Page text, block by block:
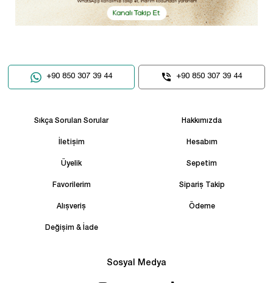
+90 850 307 39 44 +90 850 307 39 44
Sıkça Sorulan Sorular Hakkımızda
İletişim Hesabım
Üyelik Sepetim
Favorilerim Sipariş Takip
Alışveriş Ödeme
Değişim & İade
Sosyal Medya